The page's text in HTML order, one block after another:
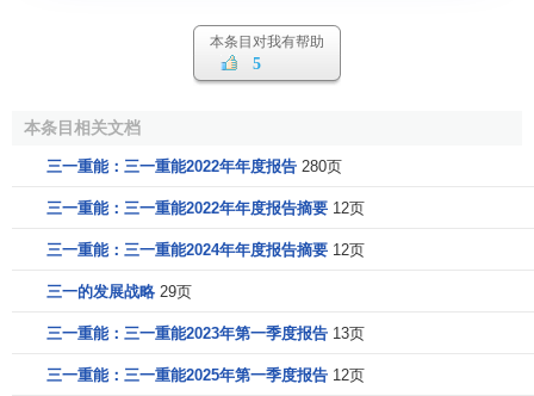
本条目对我有帮助
5
本条目相关文档
三一重能：三一重能2022年年度报告 280页
三一重能：三一重能2022年年度报告摘要 12页
三一重能：三一重能2024年年度报告摘要 12页
三一的发展战略 29页
三一重能：三一重能2023年第一季度报告 13页
三一重能：三一重能2025年第一季度报告 12页